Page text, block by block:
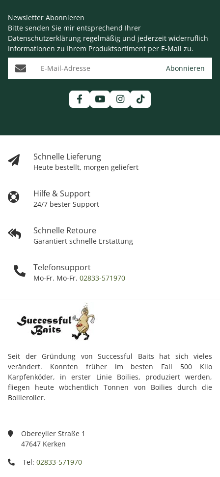
Schnelle Lieferung
Heute bestellt, morgen geliefert
Hilfe & Support
24/7 bester Support
Schnelle Retoure
Garantiert schnelle Erstattung
Telefonsupport
Mo-Fr. Mo-Fr. 02833-571970
Newsletter Abonnieren
Bitte senden Sie mir entsprechend Ihrer
Datenschutzerklärung regelmäßig und jederzeit widerruflich
Informationen zu Ihrem Produktsortiment per E-Mail zu.
E-Mail-Adresse Abonnieren
Seit der Gründung von Successful Baits hat sich vieles
verändert. Konnten früher im besten Fall 500 Kilo
Karpfenköder, in erster Linie Boilies, produziert werden,
fliegen heute wöchentlich Tonnen von Boilies durch die
Boilieroller.
Obereyller Straße 1
47647 Kerken
Tel: 02833-571970